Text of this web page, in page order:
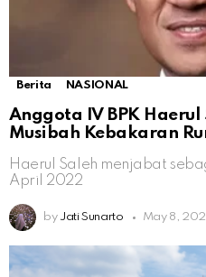
Berita NASIONAL
Anggota IV BPK
Musibah Kebakaran
Haerul Saleh menjabat
April 2022
by Jati Sunarto May 8,